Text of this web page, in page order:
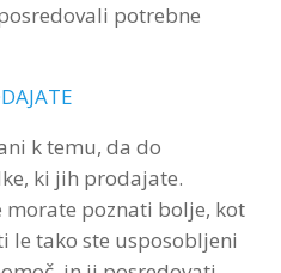
potrebne
k temu, da do
ki jih prodajate.
morate poznati bolje, kot
le tako ste usposobljeni